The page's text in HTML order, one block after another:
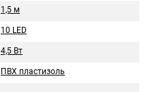
1,5 м
10 LED
4,5 Вт
ПВХ пластизоль